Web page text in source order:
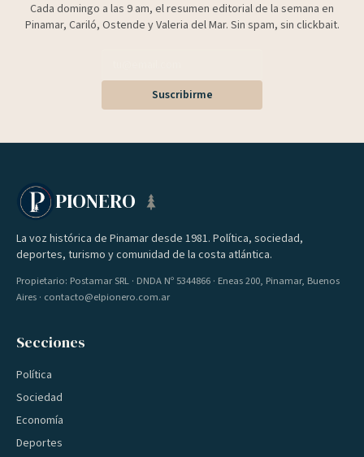
Cada domingo a las 9 am, el resumen editorial de la semana en
Pinamar, Cariló, Ostende y Valeria del Mar. Sin spam, sin clickbait.
Suscribirme
PIONERO
La voz histórica de Pinamar desde 1981. Política, sociedad,
deportes, turismo y comunidad de la costa atlántica.
Propietario: Postamar SRL · DNDA Nº 5344866 · Eneas 200, Pinamar, Buenos
Aires · contacto@elpionero.com.ar
Secciones
Política
Sociedad
Economía
Deportes